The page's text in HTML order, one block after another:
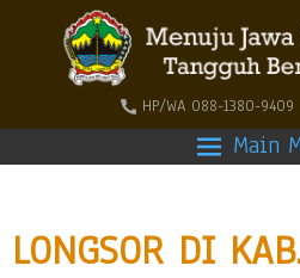
HP/WA 088-1380-9409
Main
LONGSOR DI